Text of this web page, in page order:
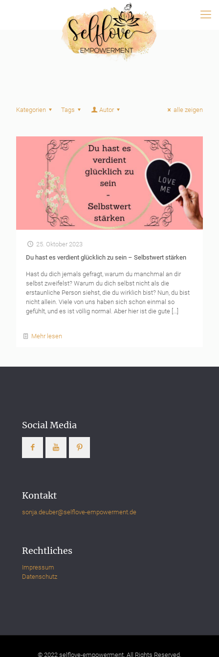
Kategorien Tags Autor alle zeigen
25. Oktober 2023
Du hast es verdient glücklich zu sein – Selbstwert stärken
Hast du dich jemals gefragt, warum du manchmal an dir
selbst zweifelst? Warum du dich selbst nicht als die
erstaunliche Person siehst, die du wirklich bist? Nun, du bist
nicht allein. Viele von uns haben sich schon einmal so
gefühlt, und es ist völlig normal. Aber hier ist die gute […]
Social Media
Kontakt
sonja.deuber@selflove-empowerment.de
Rechtliches
Impressum
Datenschutz
© 2022 selflove-empowerment. All Rights Reserved.